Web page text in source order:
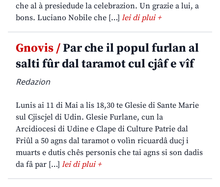
che al à presiedude la celebrazion. Un grazie a lui, a
bons. Luciano Nobile che […] lei di plui +
Gnovis /Par che il popul furlan al
salti fûr dal taramot cul cjâf e vîf
Redazion
Lunis ai 11 di Mai a lis 18,30 te Glesie di Sante Marie
sul Cjiscjel di Udin. Glesie Furlane, cun la
Arcidiocesi di Udine e Clape di Culture Patrie dal
Friûl a 50 agns dal taramot o volìn ricuardâ ducj i
muarts e dutis chês personis che tai agns si son dadis
da fâ par […] lei di plui +